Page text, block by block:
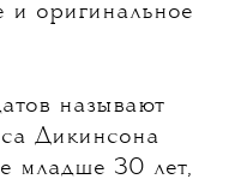
и оригинальное
называют
Дикинсона
младше 30 лет,